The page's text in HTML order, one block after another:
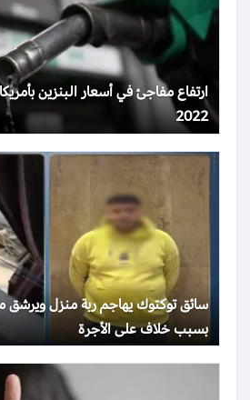
ارتفاع مفاجئ في أسعار البنزين
2022
سائق توكتوك يهاجم ربة منزل ويرشق
بسبب خلاف على الأجرة